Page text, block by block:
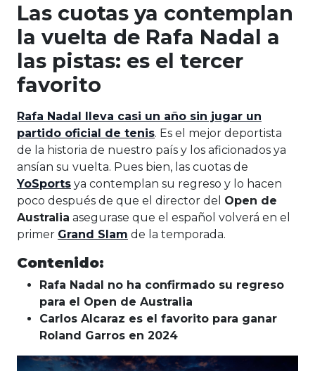
Las cuotas ya contemplan
la vuelta de Rafa Nadal a
las pistas: es el tercer
favorito
Rafa Nadal lleva casi un año sin jugar un
partido oficial de tenis. Es el mejor deportista
de la historia de nuestro país y los aficionados ya
ansían su vuelta. Pues bien, las cuotas de
YoSports ya contemplan su regreso y lo hacen
poco después de que el director del Open de
Australia asegurase que el español volverá en el
primer Grand Slam de la temporada.
Contenido:
Rafa Nadal no ha confirmado su regreso
para el Open de Australia
Carlos Alcaraz es el favorito para ganar
Roland Garros en 2024